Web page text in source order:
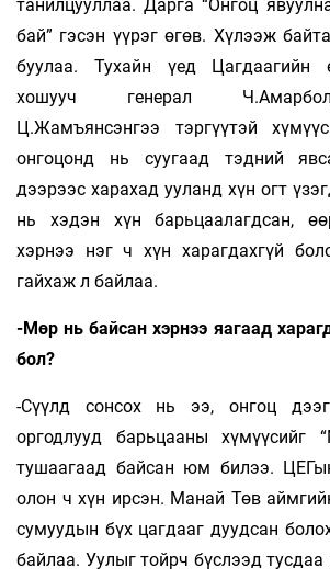
танилцууллаа. Дарга “Онгоц
бай” гэсэн үүрэг өгөв. Хүлээж
буулаа. Тухайн үед Цагдаагийн
хошууч генерал
Ц.Жамъянсэнгээ тэргүүтэй
онгоцонд нь суугаад тэдний
дээрээс харахад ууланд хүн огт
нь хэдэн хүн барьцаалагдсан,
хэрнээ нэг ч хүн харагдахгүй
гайхаж л байлаа.
-Мөр нь байсан хэрнээ яагаад
бол?
-Сүүлд сонсох нь ээ, онгоц
оргодлууд барьцааны хүмүүсийг
тушаагаад байсан юм билээ.
олон ч хүн ирсэн. Манай Төв
сумуудын бүх цагдааг дуудсан
байлаа. Уулыг тойрч бүслээд